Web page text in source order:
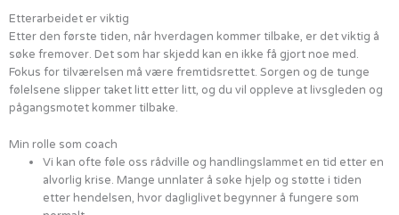
Etterarbeidet er viktig
Etter den første tiden, når hverdagen kommer tilbake, er det viktig å
søke fremover. Det som har skjedd kan en ikke få gjort noe med.
Fokus for tilværelsen må være fremtidsrettet. Sorgen og de tunge
følelsene slipper taket litt etter litt, og du vil oppleve at livsgleden og
pågangsmotet kommer tilbake.
Min rolle som coach
Vi kan ofte føle oss rådville og handlingslammet en tid etter en
alvorlig krise. Mange unnlater å søke hjelp og støtte i tiden
etter hendelsen, hvor dagliglivet begynner å fungere som